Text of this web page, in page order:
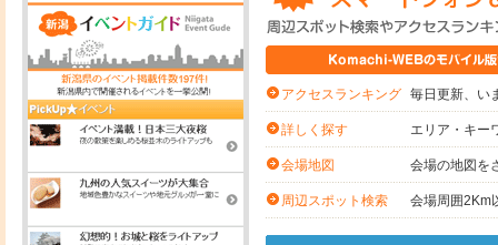
アクセスランキング 毎日更新、い
詳しく探す エリア・キー
会場地図 会場の地図を
周辺スポット検索 会場周囲2Km